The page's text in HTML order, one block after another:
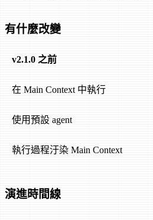
有什麼改變
v2.1.0 之前
在 Main Context 中執行
使用預設 agent
執行過程汙染 Main Context
演進時間線